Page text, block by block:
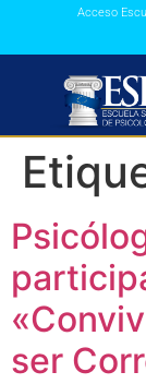
Acceso
ser